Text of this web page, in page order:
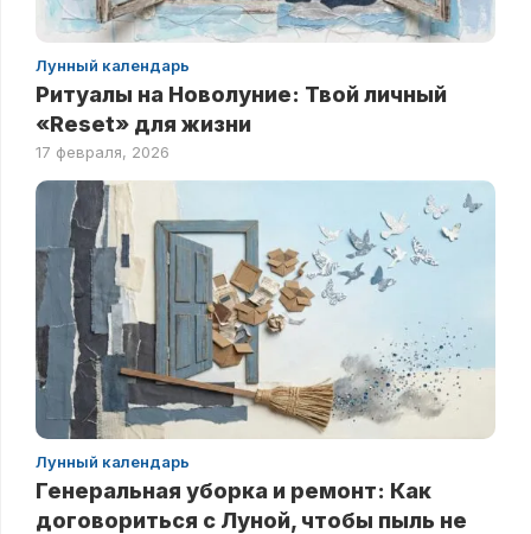
Лунный календарь
Ритуалы на Новолуние: Твой личный
«Reset» для жизни
17 февраля, 2026
Лунный календарь
Генеральная уборка и ремонт: Как
договориться с Луной, чтобы пыль не